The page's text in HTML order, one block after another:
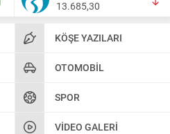
13.685,30
KÖŞE YAZILARI
OTOMOBIL
SPOR
VIDEO GALERI